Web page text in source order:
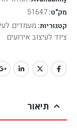
מק"ט: 51647
קטגוריות: מעמדים
ציוד לעיצוב אירועים
תיאור